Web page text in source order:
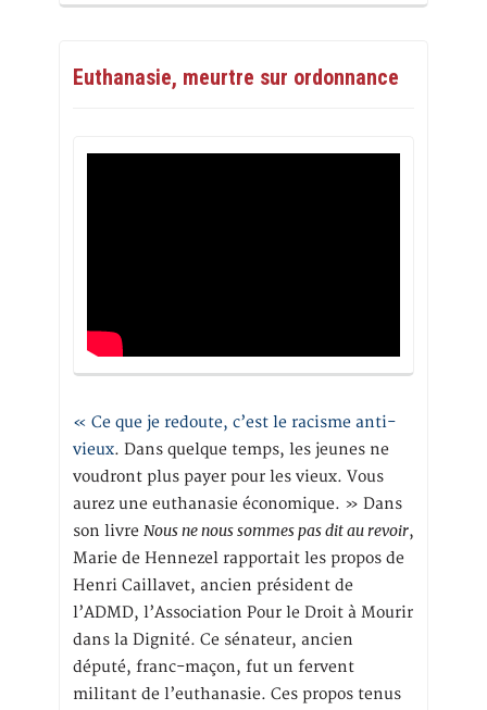
Euthanasie, meurtre sur ordonnance
« Ce que je redoute, c’est le racisme anti-
vieux. Dans quelque temps, les jeunes ne
voudront plus payer pour les vieux. Vous
aurez une euthanasie économique. » Dans
son livre Nous ne nous sommes pas dit au revoir,
Marie de Hennezel rapportait les propos de
Henri Caillavet, ancien président de
l’ADMD, l’Association Pour le Droit à Mourir
dans la Dignité. Ce sénateur, ancien
député, franc-maçon, fut un fervent
militant de l’euthanasie. Ces propos tenus